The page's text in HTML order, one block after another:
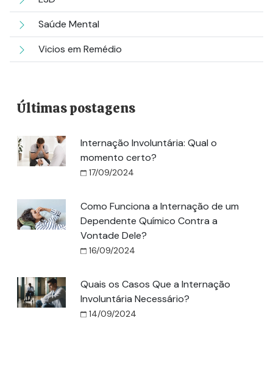
Saúde Mental
Vicios em Remédio
Últimas postagens
Internação Involuntária: Qual o
momento certo?
17/09/2024
Como Funciona a Internação de um
Dependente Químico Contra a
Vontade Dele?
16/09/2024
Quais os Casos Que a Internação
Involuntária Necessário?
14/09/2024